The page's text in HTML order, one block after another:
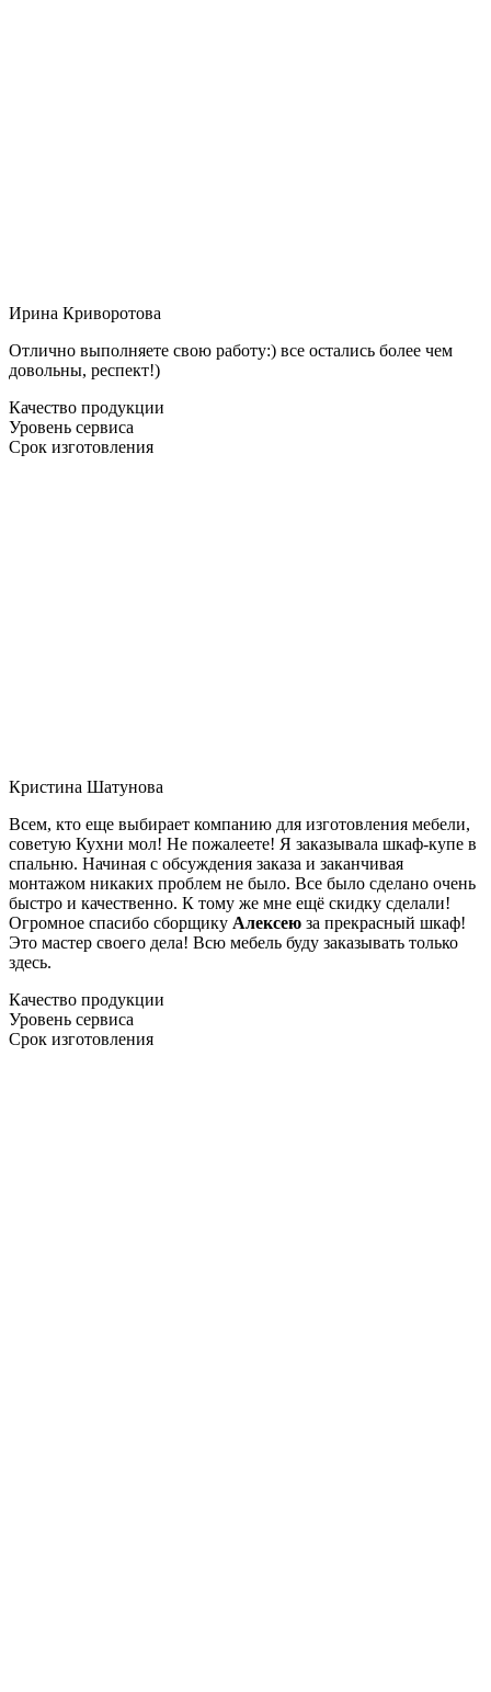
Ирина Криворотова
Отлично выполняете свою работу:) все остались более чем
довольны, респект!)
Качество продукции
Уровень сервиса
Срок изготовления
Кристина Шатунова
Всем, кто еще выбирает компанию для изготовления мебели,
советую Кухни мол! Не пожалеете! Я заказывала шкаф-купе в
спальню. Начиная с обсуждения заказа и заканчивая
монтажом никаких проблем не было. Все было сделано очень
быстро и качественно. К тому же мне ещё скидку сделали!
Огромное спасибо сборщику Алексею за прекрасный шкаф!
Это мастер своего дела! Всю мебель буду заказывать только
здесь.
Качество продукции
Уровень сервиса
Срок изготовления